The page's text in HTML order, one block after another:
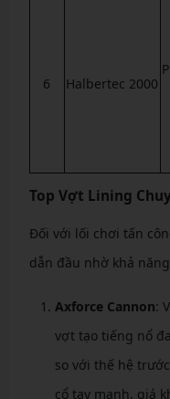
6 Halbertec 2000
Top Vợt Lining
Đối với lối chơi tấn
dẫn đầu nhờ khả
Axforce Cannon:
vợt tạo tiếng nổ
so với thế hệ
cổ tay mạnh, giá